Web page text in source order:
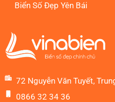
Biển Số Đẹp Yên Bái
72 Nguyễn Văn Tuyết,
0866 32 34 36